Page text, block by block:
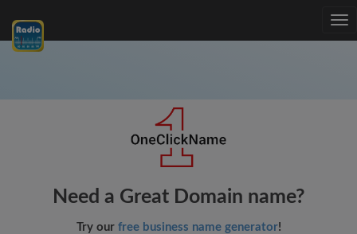
Need a Great Domain name?
Try our free business name generator!